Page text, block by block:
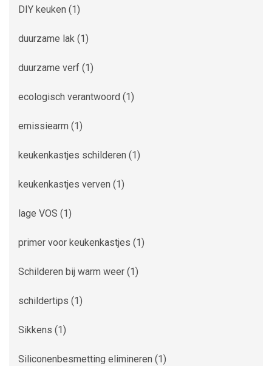
DIY keuken (1)
duurzame lak (1)
duurzame verf (1)
ecologisch verantwoord (1)
emissiearm (1)
keukenkastjes schilderen (1)
keukenkastjes verven (1)
lage VOS (1)
primer voor keukenkastjes (1)
Schilderen bij warm weer (1)
schildertips (1)
Sikkens (1)
Siliconenbesmetting elimineren (1)